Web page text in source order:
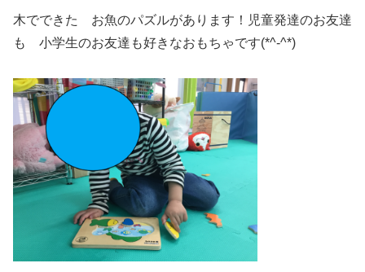
木でできた お魚のパズルがあります！児童発達のお友達
も 小学生のお友達も好きなおもちゃです(*^-^*)